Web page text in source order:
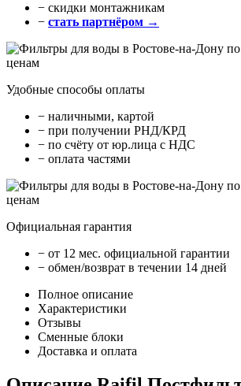
− cкидки монтажникам
− стать партнёром →
Удобные способы оплаты
− наличными, картой
− при получении РНД/КРД
− по счёту от юр.лица с НДС
− оплата частями
Официальная гарантия
− от 12 мес. официальной гарантии
− обмен/возврат в течении 14 дней
Полное описание
Характеристики
Отзывы
Сменные блоки
Доставка и оплата